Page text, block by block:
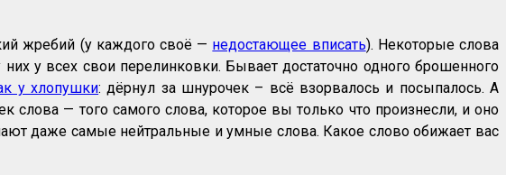
жребий (у каждого своё — недостающее вписать). Некоторые слова
у всех свои перелинковки. Бывает достаточно одного брошенного
у хлопушки: дёрнул за шнурочек – всё взорвалось и посыпалось. А
слова — того самого слова, которое вы только что произнесли, и оно
даже самые нейтральные и умные слова. Какое слово обижает вас